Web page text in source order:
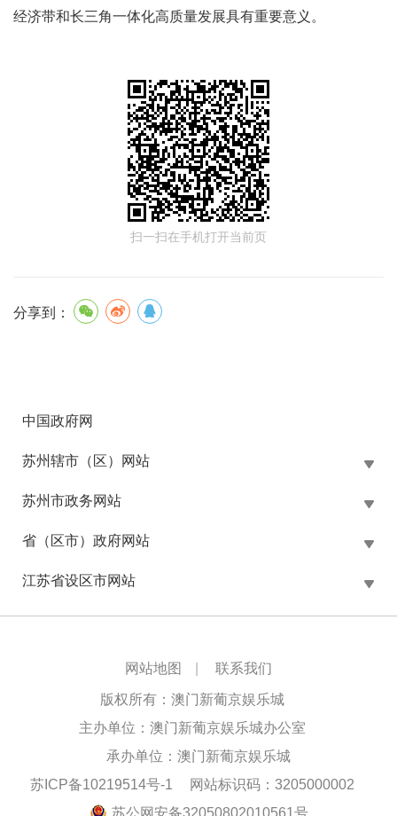
经济带和长三角一体化高质量发展具有重要意义。
扫一扫在手机打开当前页
分享到：
中国政府网
苏州辖市（区）网站
苏州市政务网站
省（区市）政府网站
江苏省设区市网站
网站地图 联系我们
版权所有：澳门新葡京娱乐城
主办单位：澳门新葡京娱乐城办公室
承办单位：澳门新葡京娱乐城
苏ICP备10219514号-1
网站标识码：3205000002